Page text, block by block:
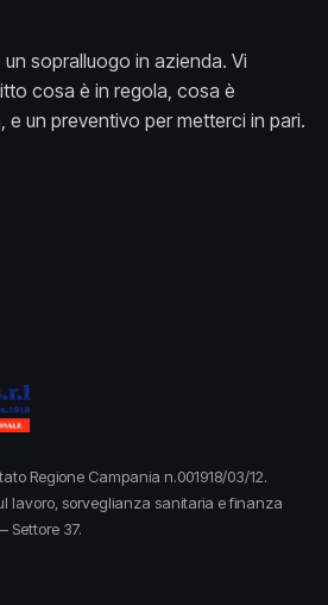
sopralluogo in azienda. Vi
cosa è in regola, cosa è
un preventivo per metterci in pari.
Regione Campania n.001918/03/12.
lavoro, sorveglianza sanitaria e finanza
Settore 37.